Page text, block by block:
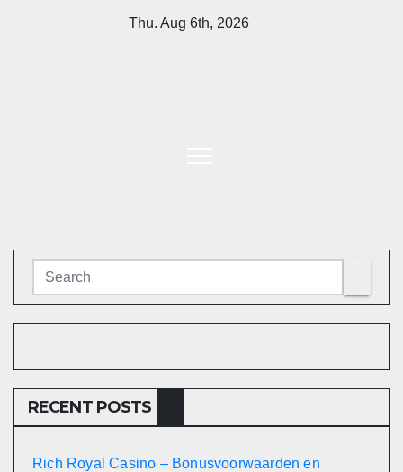
Thu. Aug 6th, 2026
RECENT POSTS
Rich Royal Casino – Bonusvoorwaarden en